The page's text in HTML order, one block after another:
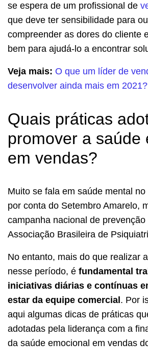
se espera de um profissional de
que deve ter sensibilidade para
compreender as dores do cliente
bem para ajudá-lo a encontrar
Veja mais: O que um líder de
desenvolver ainda mais em 2021?
Quais práticas
promover a saúde
em vendas?
Muito se fala em saúde mental
por conta do Setembro Amarelo,
campanha nacional de
Associação Brasileira de
No entanto, mais do que realizar
nesse período, é fundamental
iniciativas diárias e contínuas
estar da equipe comercial . Por
aqui algumas dicas de práticas
adotadas pela liderança com a
da saúde emocional em vendas